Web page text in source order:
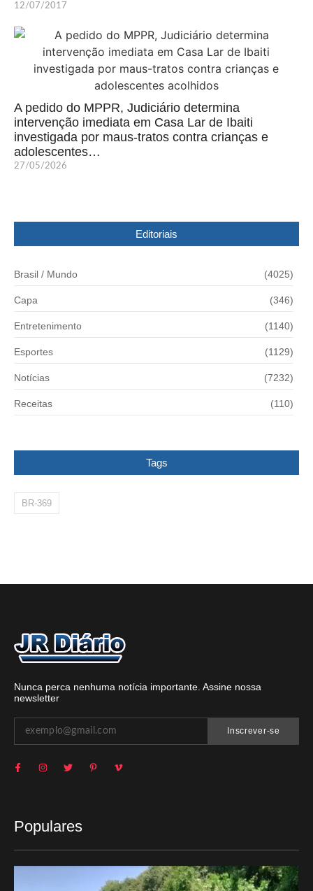
12/07/2017
A pedido do MPPR, Judiciário determina
intervenção imediata em Casa Lar de Ibaiti
investigada por maus-tratos contra crianças e
adolescentes…
27/05/2026
Editoriais
Brasil / Mundo (4025)
Capa (346)
Entretenimento (1140)
Esportes (1129)
Notícias (7232)
Receitas (110)
Tags
BR-369
Nunca perca nenhuma notícia importante. Assine nossa
newsletter
Inscrever-se
Populares